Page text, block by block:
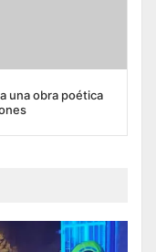
una obra poética